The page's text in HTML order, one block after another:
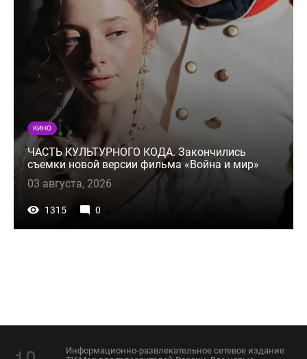
КИНО
ЧАСТЬ КУЛЬТУРНОГО КОДА. Закончились
съемки новой версии фильма «Война и мир»
03 августа, 2026
1315 0
Информационно-развлекательное сетевое издание